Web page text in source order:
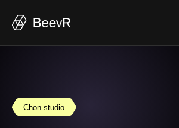
Chọn studio